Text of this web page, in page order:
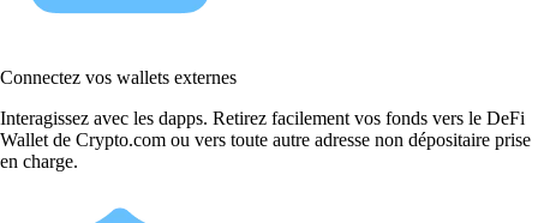
Connectez vos wallets externes
Interagissez avec les dapps. Retirez facilement vos fonds vers le DeFi
Wallet de Crypto.com ou vers toute autre adresse non dépositaire prise
en charge.